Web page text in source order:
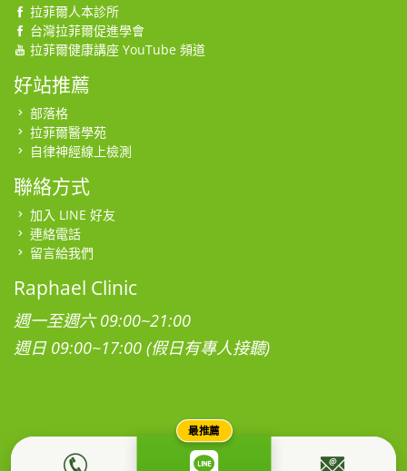
拉菲爾人本診所
台灣拉菲爾促進學會
拉菲爾健康講座 YouTube 頻道
好站推薦
部落格
拉菲爾醫學苑
自律神經線上檢測
聯絡方式
加入 LINE 好友
連絡電話
留言給我們
Raphael Clinic
週一至週六 09:00~21:00
週日 09:00~17:00 (假日有專人接聽)
本網站為社團法人台灣拉菲爾健康促進學會所有，所有影音、圖
最推薦